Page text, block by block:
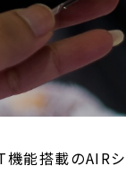
能搭載のAIRシ